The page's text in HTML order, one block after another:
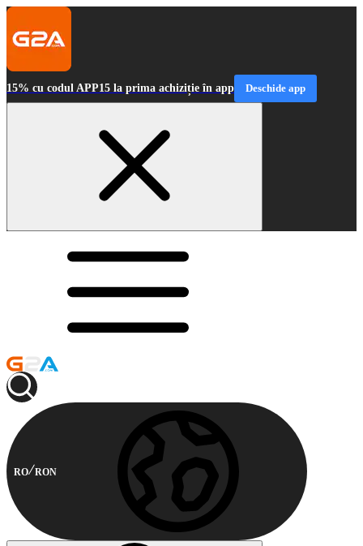
15% cu codul APP15 la prima achiziție în app Deschide app
RO RON